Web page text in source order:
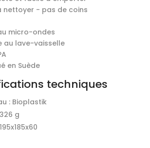
nettoyer - pas de coins
micro-ondes
au lave-vaisselle
en Suède
techniques
: Bioplastik
g